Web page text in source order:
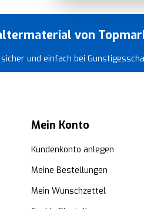
von
und einfach bei
Mein Konto
Kundenkonto anlegen
Meine Bestellungen
Mein Wunschzettel